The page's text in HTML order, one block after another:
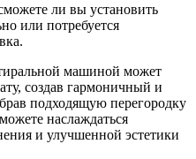
ли вы установить
или потребуется
машиной может
создав гармоничный и
подходящую перегородку
наслаждаться
и улучшенной эстетики